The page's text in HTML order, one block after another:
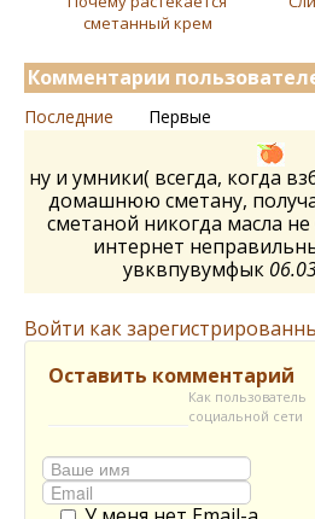
сметанный крем
Комментарии
Последние Первые
ну и умники( всегда, когда
домашнюю сметану,
сметаной никогда масла не
интернет
увквпувумфык
Войти как
Оставить комментарий
Как пользователь
социальной сети